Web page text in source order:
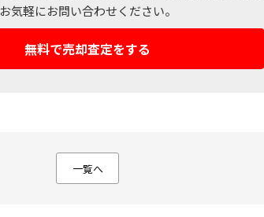
建てたい・リフォーム
お気軽にお問い合わせください。
無料で売却査定をする
一覧へ